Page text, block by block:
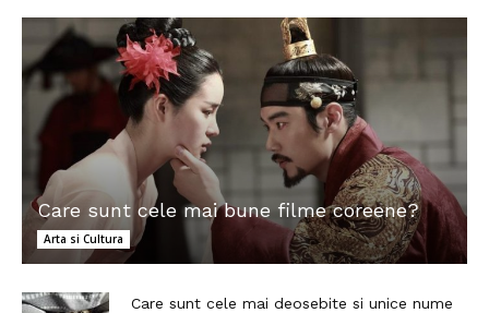
Care sunt cele mai bune filme coreene?
Arta si Cultura
Care sunt cele mai deosebite si unice nume